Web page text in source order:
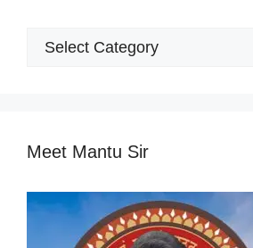
Popular
Meet Mantu Sir